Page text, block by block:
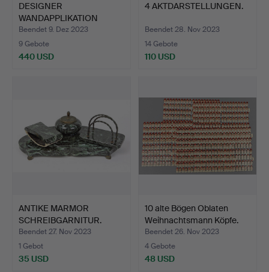
DESIGNER
WANDAPPLIKATION
GITTERSTUDIE MIT …
Beendet 9. Dez 2023
9 Gebote
440 USD
4 AKTDARSTELLUNGEN.
Beendet 28. Nov 2023
14 Gebote
110 USD
ANTIKE MARMOR
SCHREIBGARNITUR.
Beendet 27. Nov 2023
1 Gebot
35 USD
10 alte Bögen Oblaten
Weihnachtsmann Köpfe.
Beendet 26. Nov 2023
4 Gebote
48 USD